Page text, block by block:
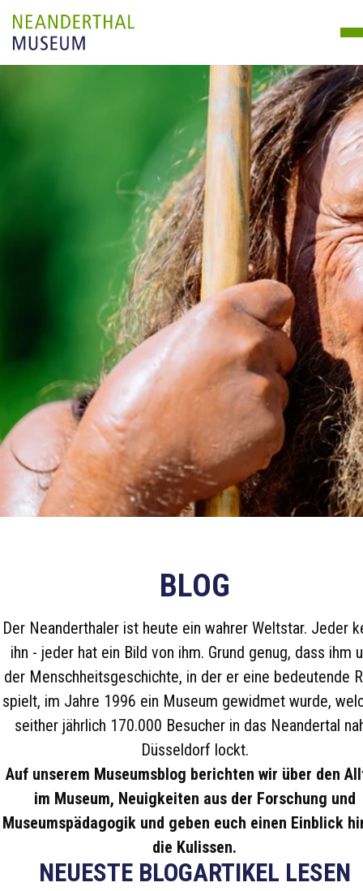
BLOG
Der Neanderthaler ist heute ein wahrer Weltstar. Jeder
ihn - jeder hat ein Bild von ihm. Grund genug, dass ihm
der Menschheitsgeschichte, in der er eine bedeutende
spielt, im Jahre 1996 ein Museum gewidmet wurde,
seither jährlich 170.000 Besucher in das Neandertal
Düsseldorf lockt.
Auf unserem Museumsblog berichten wir über den
im Museum, Neuigkeiten aus der Forschung und
Museumspädagogik und geben euch einen Einblick
die Kulissen.
NEUESTE BLOGARTIKEL LESEN